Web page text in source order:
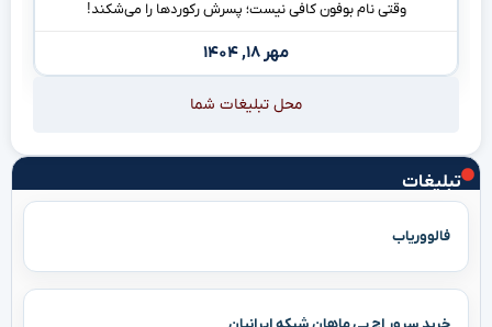
تبلیغات
فالووریاب
وقتی نام بوفون کافی نیست؛ پسرش رکوردها را می‌شکند!
مهر ۱۸, ۱۴۰۴
محل تبلیغات شما